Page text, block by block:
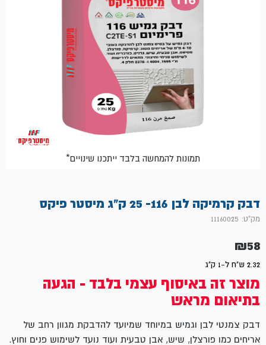
דבק קרמיקה לבן 116- 25 ק"ג מיסטר פיקס
מק"ט: 11160025
₪58
2.32 ש"ח ל-1 ק"ג
מוצר זה באיסוף עצמי בלבד - הגעה
בתיאום מראש
דבק צמנטי לבן וגמיש במיוחד שמיועד להדבקת מגוון רחב של
אריחים כמו פורצלן, שיש, אבן טבעית ועוד נועד לשימוש פנים וחוץ.
*תמונות להמחשה בלבד ייתכנו שינויים